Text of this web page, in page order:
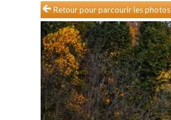
Retour pour parcourir les photos